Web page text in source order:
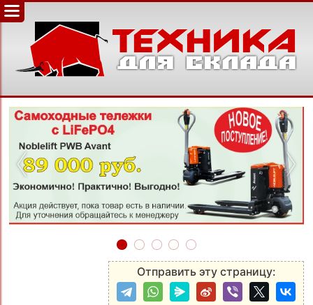
‹ ›
Отправить эту страницу: